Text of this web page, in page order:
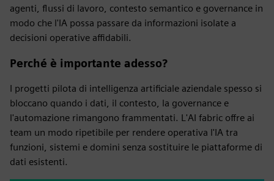
agenti, flussi di lavoro, contesto semantico e governance in
modo che l'IA possa passare da informazioni isolate a
decisioni operative affidabili.
Perché è importante adesso?
I progetti pilota di intelligenza artificiale aziendale spesso si
bloccano quando i dati, il contesto, la governance e
l'automazione rimangono frammentati. L'AI fabric offre ai
team un modo ripetibile per rendere operativa l'IA tra
funzioni, sistemi e domini senza sostituire le piattaforme di
dati esistenti.